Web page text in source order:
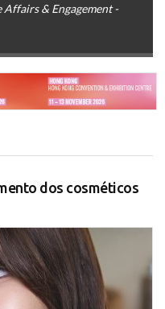
& Engagement -
dos cosméticos